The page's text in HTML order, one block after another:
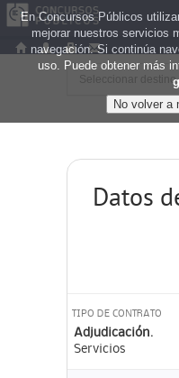
Datos
TIPO DE CONTRATO
Adjudicación.
Servicios
En Concursos Públicos
mejorar nuestros servicios
navegación. Si continúa
uso. Puede obtener más